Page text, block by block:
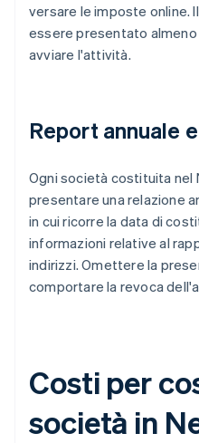
versare le imposte online.
essere presentato almeno
avviare l'attività.
Report annuale
Ogni società costituita nel
presentare una relazione
in cui ricorre la data di
informazioni relative al
indirizzi. Omettere la
comportare la revoca
Costi per
società in